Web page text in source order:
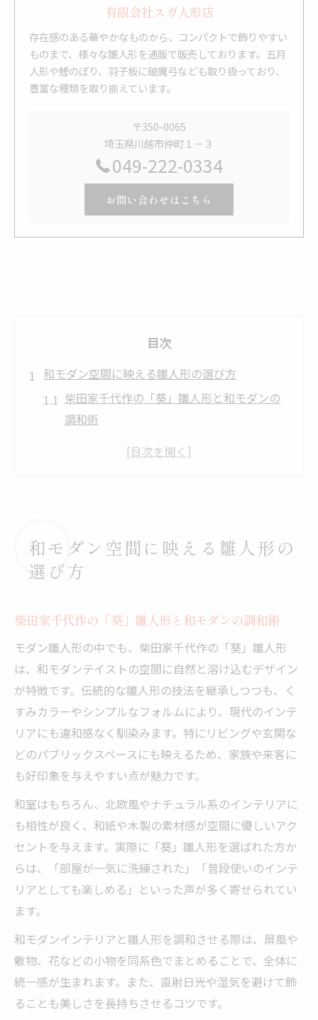
有限会社スガ人形店
存在感のある華やかなものから、コンパクトで飾りやすい
ものまで、様々な雛人形を通販で販売しております。五月
人形や鯉のぼり、羽子板に破魔弓なども取り扱っており、
豊富な種類を取り揃えています。
〒350-0065
埼玉県川越市仲町１－３
049-222-0334
お問い合わせはこちら
目次
和モダン空間に映える雛人形の選び方
柴田家千代作の「葵」雛人形と和モダンの
調和術
雛人形おしゃれモダンな選び方のコツと注
発見
柴田家千代作の「葵」雛人形で叶う洗練空
柴田家千代作の「葵」で叶う洗練インテリア
柴田家千代作の「葵」雛人形が部屋に映え
る理由
雛人形シンプルモダンが生む居心地の良い
空間
北欧風にもなじむ柴田家千代作の「葵」雛
人形
おしゃれ人気の秘密はミニマルなデザイン
力
柴田家千代作の匠の技が光る雛人形の美し
さ
モダン雛人形が部屋の雰囲気を引き立てる理由
柴田家千代作の「葵」雛人形が空間を洗練
おしゃれモダンな雛人形が生み出す上質な
雰囲気
くすみカラーの雛人形が持つ柔らかな魅力
和モダン空間に映える雛人形の
選び方
柴田家千代作の「葵」雛人形と和モダンの調和術
モダン雛人形の中でも、柴田家千代作の「葵」雛人形
は、和モダンテイストの空間に自然と溶け込むデザイン
が特徴です。伝統的な雛人形の技法を継承しつつも、く
すみカラーやシンプルなフォルムにより、現代のインテ
リアにも違和感なく馴染みます。特にリビングや玄関な
どのパブリックスペースにも映えるため、家族や来客に
も好印象を与えやすい点が魅力です。
和室はもちろん、北欧風やナチュラル系のインテリアに
も相性が良く、和紙や木製の素材感が空間に優しいアク
セントを与えます。実際に「葵」雛人形を選ばれた方か
らは、「部屋が一気に洗練された」「普段使いのインテ
リアとしても楽しめる」といった声が多く寄せられてい
ます。
和モダンインテリアと雛人形を調和させる際は、屏風や
敷物、花などの小物を同系色でまとめることで、全体に
統一感が生まれます。また、直射日光や湿気を避けて飾
ることも美しさを長持ちさせるコツです。